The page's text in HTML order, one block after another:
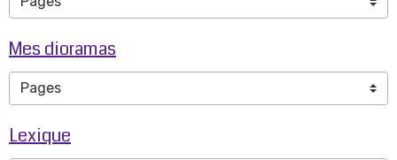
Mes dioramas
Lexique